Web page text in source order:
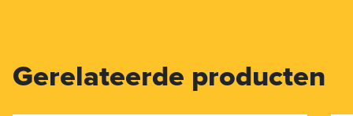
Gerelateerde producten